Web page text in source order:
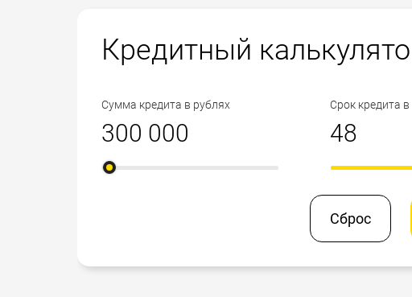
Кредитный
Сумма кредита в рублях Срок кредита
Сброс